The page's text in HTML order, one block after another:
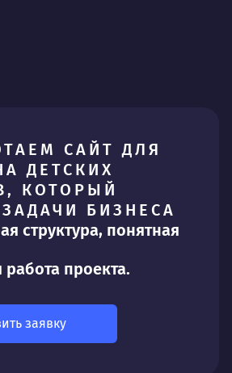
САЙТ ДЛЯ
ДЕТСКИХ
КОТОРЫЙ
БИЗНЕСА
структура, понятная
работа проекта.
заявку